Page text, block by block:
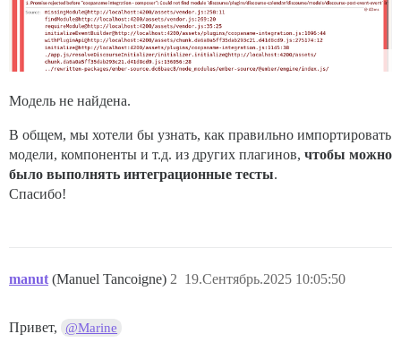
Модель не найдена.
В общем, мы хотели бы узнать, как правильно импортировать
модели, компоненты и т.д. из других плагинов, чтобы можно
было выполнять интеграционные тесты.
Спасибо!
manut (Manuel Tancoigne) 19.Сентябрь.2025 10:05:50
2
Привет, @Marine